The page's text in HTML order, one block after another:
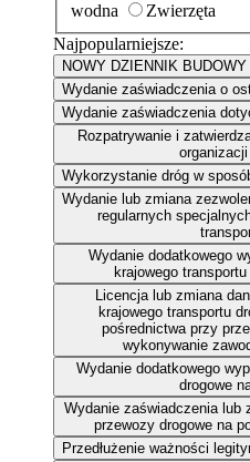
wodna
Zwierzęta
Najpopularniejsze:
NOWY DZIENNIK BUDOWY
Wydanie zaświadczenia o
Wydanie zaświadczenia
Rozpatrywanie i
Wykorzystanie dróg w
Wydanie lub zmiana
regularnych
Wydanie dodatkowego
krajowego
Licencja lub zmiana
krajowego transportu
pośrednictwa przy
wykonywanie
Wydanie dodatkowego
drogowe
Wydanie zaświadczenia lub
przewozy drogowe na
Przedłużenie ważności